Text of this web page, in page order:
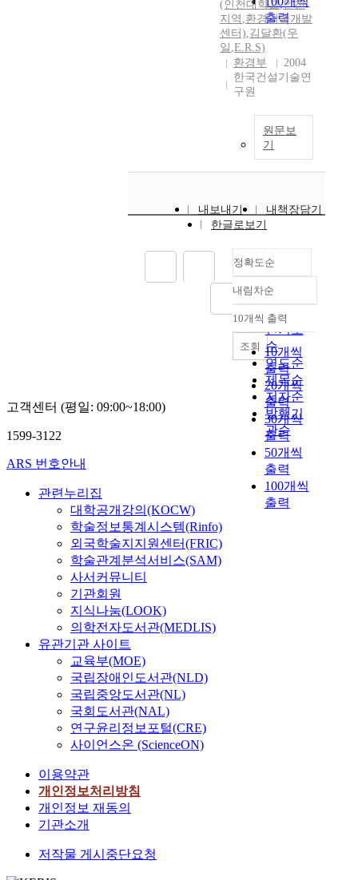
출력
(인천대학교,인천
지역 ,환경기술개발
센터),김달환(우
일 ,E.R.S)
환경부
2004
한국건설기술연
구원
원문보
기
내보내기
내책장담기
한글로보기
정확도순
정확도
순
인기도
순
연도순
제목순
저자순
발행기
관순
내림차순
내림차순
10개씩 출력
10개씩
출력
20개씩
출력
30개씩
출력
50개씩
출력
100개씩
출력
조회
고객센터 (평일: 09:00~18:00)
1599-3122
ARS 번호안내
관련누리집
대학공개강의(KOCW)
학술정보통계시스템(Rinfo)
외국학술지지원센터(FRIC)
학술관계분석서비스(SAM)
사서커뮤니티
기관회원
지식나눔(LOOK)
의학전자도서관(MEDLIS)
유관기관 사이트
교육부(MOE)
국립장애인도서관(NLD)
국립중앙도서관(NL)
국회도서관(NAL)
연구윤리정보포털(CRE)
사이언스온 (ScienceON)
이용약관
개인정보처리방침
개인정보 재동의
기관소개
저작물 게시중단요청